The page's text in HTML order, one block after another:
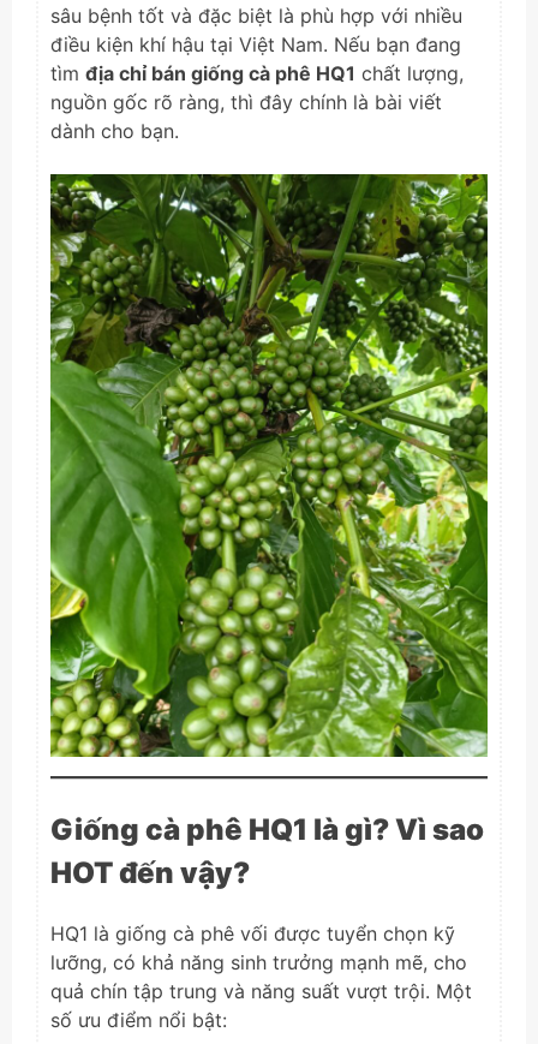
sâu bệnh tốt và đặc biệt là phù hợp với nhiều
điều kiện khí hậu tại Việt Nam. Nếu bạn đang
tìm địa chỉ bán giống cà phê HQ1 chất lượng,
nguồn gốc rõ ràng, thì đây chính là bài viết
dành cho bạn.
Giống cà phê HQ1 là gì? Vì sao
HOT đến vậy?
HQ1 là giống cà phê vối được tuyển chọn kỹ
lưỡng, có khả năng sinh trưởng mạnh mẽ, cho
quả chín tập trung và năng suất vượt trội. Một
số ưu điểm nổi bật: